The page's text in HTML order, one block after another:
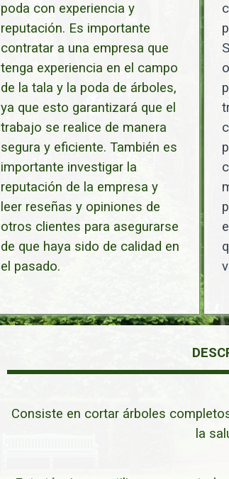
poda con experiencia y
reputación. Es importante
contratar a una empresa que
tenga experiencia en el campo
de la tala y la poda de árboles,
ya que esto garantizará que el
trabajo se realice de manera
segura y eficiente. También es
importante investigar la
reputación de la empresa y
leer reseñas y opiniones de
otros clientes para asegurarse
de que haya sido de calidad en
el pasado.
Consiste en cortar árboles
la